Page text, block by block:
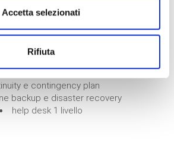
Accetta selezionati
Rifiuta
i seguenti servizi:
sopralluogo on-site
documentazione infrastruttura
business
e contingency plan
backup e disaster recovery
help desk 1 livello